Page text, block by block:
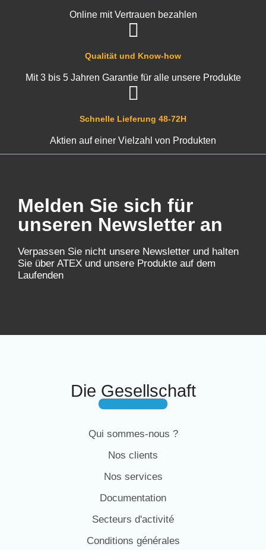
Schnelle Lieferung 48-72H
Aktien auf einer Vielzahl von Produkten
Qualität und Know-how
Mit 3 bis 5 Jahren Garantie für alle unsere Produkte
Online mit Vertrauen bezahlen
Melden Sie sich für
unseren Newsletter an
Verpassen Sie nicht unsere Newsletter und halten
Sie über ATEX und unsere Produkte auf dem
Laufenden
Die Gesellschaft
Qui sommes-nous ?
Nos clients
Nos services
Documentation
Secteurs d'activité
Conditions générales